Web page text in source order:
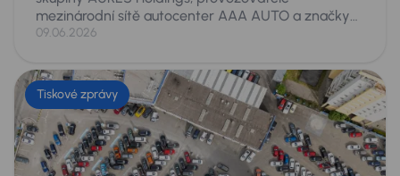
mezinárodní sítě autocenter AAA AUTO a značky
Mototechna, se v letošním vydání žebříčku Forbes
ze 200 hodnocených. Jde o její historicky nejlepší
výsledek v tomto žebříčku, v němž se opakovaně
objevuje již řadu let. Ocenění přichází po náročném
období spojeném s prodejem skupiny a rekordními
obchodními výsledky.
09.06.2026
Tiskové zprávy